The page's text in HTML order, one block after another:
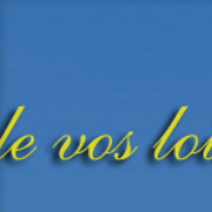
principal